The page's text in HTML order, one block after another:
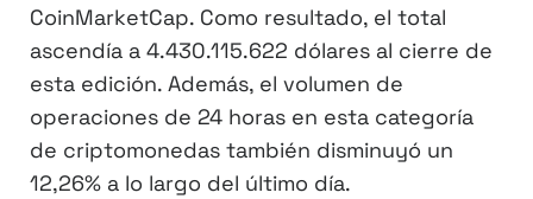
CoinMarketCap. Como resultado, el total
ascendía a 4.430.115.622 dólares al cierre de
esta edición. Además, el volumen de
operaciones de 24 horas en esta categoría
de criptomonedas también disminuyó un
12,26% a lo largo del último día.